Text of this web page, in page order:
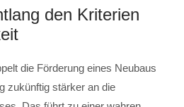
den Kriterien
die Förderung eines Neubaus
zukünftig stärker an die